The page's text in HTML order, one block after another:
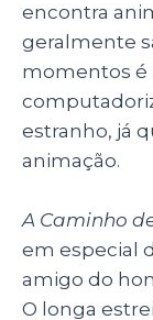
encontra
geralmente
momentos é
estranho, já
animação.
A Caminho
em especial
amigo do
O longa